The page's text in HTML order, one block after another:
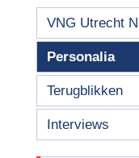
VNG Utrecht
Personalia
Terugblikken
Interviews